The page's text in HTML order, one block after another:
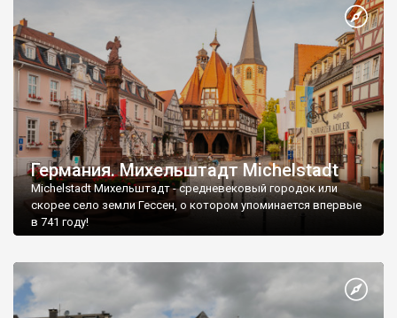
Германия. Михельштадт Michelstadt
Michelstadt Михельштадт - средневековый городок или
скорее село земли Гессен, о котором упоминается впервые
в 741 году!